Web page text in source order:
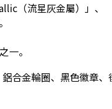
（流星灰金屬）」、
一。
合金輪圈、黑色徽章、